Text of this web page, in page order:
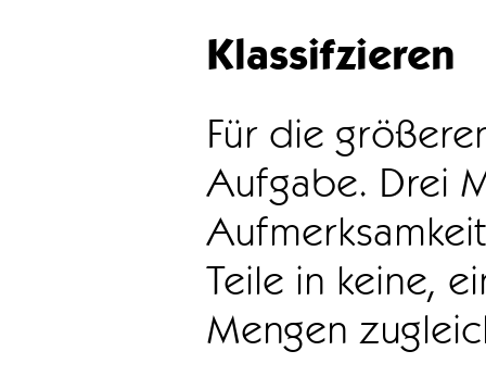
Klassifzieren
Für die
Aufgabe. Drei
Teile in keine,
Mengen